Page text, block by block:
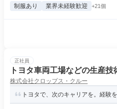
制服あり 業界未経験歓迎 +21個
正社員
トヨタ車両工場などの生産技
株式会社クロップス・クルー
トヨタで、次のキャリアを。経験